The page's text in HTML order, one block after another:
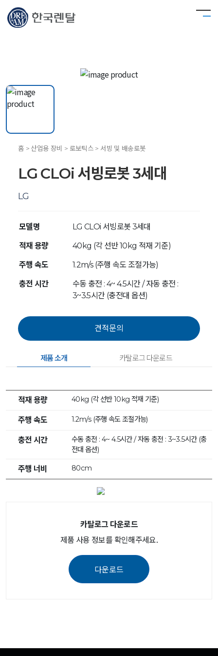
홈 > 산업용 장비 > 로보틱스 > 서빙 및 배송로봇
LG CLOi 서빙로봇 3세대
LG
모델명 LG CLOi 서빙로봇 3세대
적재 용량 40kg (각 선반 10kg 적재 기준)
주행 속도 1.2m/s (주행 속도 조절가능)
충전 시간
수동 충전 : 4~ 4.5시간 / 자동 충전 :
3~3.5시간 (충전대 옵션)
제품 소개 카탈로그 다운로드
적재 용량 40kg (각 선반 10kg 적재 기준)
주행 속도 1.2m/s (주행 속도 조절가능)
충전 시간
수동 충전 : 4~ 4.5시간 / 자동 충전 : 3~3.5시간 (충
전대 옵션)
주행 너비 80cm
카탈로그 다운로드
제품 사용 정보를 확인해주세요.
다운로드